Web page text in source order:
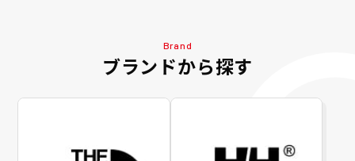
Brand
ブランドから探す